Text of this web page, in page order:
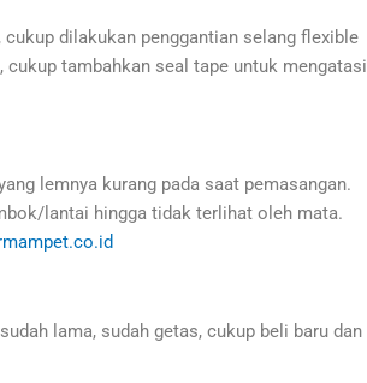
dilakukan penggantian selang flexible
tambahkan seal tape untuk mengatasi
lemnya kurang pada saat pemasangan.
lantai hingga tidak terlihat oleh mata.
lama, sudah getas, cukup beli baru dan